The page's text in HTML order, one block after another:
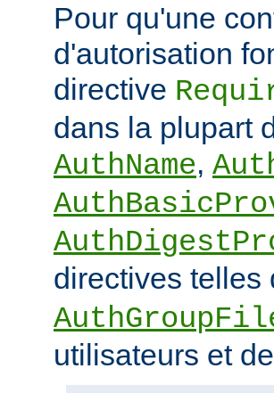
Pour qu'une
d'autorisation
directive
dans la plupart
AuthName,
directives telles
utilisateurs et